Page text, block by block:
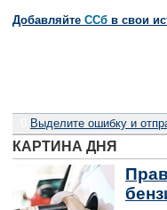
Добавляйте CСб в свои
Выделите ошибку и
КАРТИНА ДНЯ